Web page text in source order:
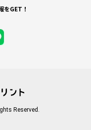
をGET！
Reserved.